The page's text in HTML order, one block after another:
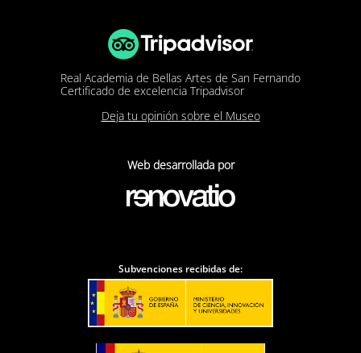
Real Academia de Bellas Artes de San Fernando
Certificado de excelencia Tripadvisor
Deja tu opinión sobre el Museo
Web desarrollada por
Subvenciones recibidas de: